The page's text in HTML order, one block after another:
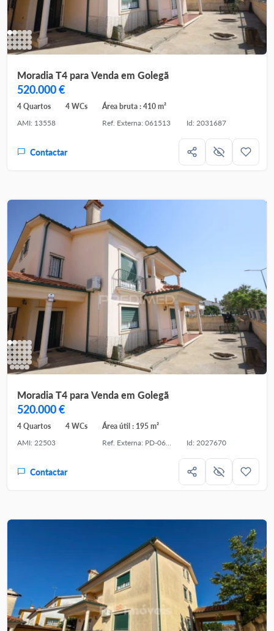
Moradia T4 para Venda em Golegã
520.000 €
4 Quartos 4 WCs
Área bruta : 410 m²
AMI: 13558
Ref. Externa: 061513 Id: 2031687
Contactar
Moradia T4 para Venda em Golegã
520.000 €
4 Quartos 4 WCs
Área útil : 195 m²
AMI: 22503
Ref. Externa: PD-061513 Id: 2027670
Contactar